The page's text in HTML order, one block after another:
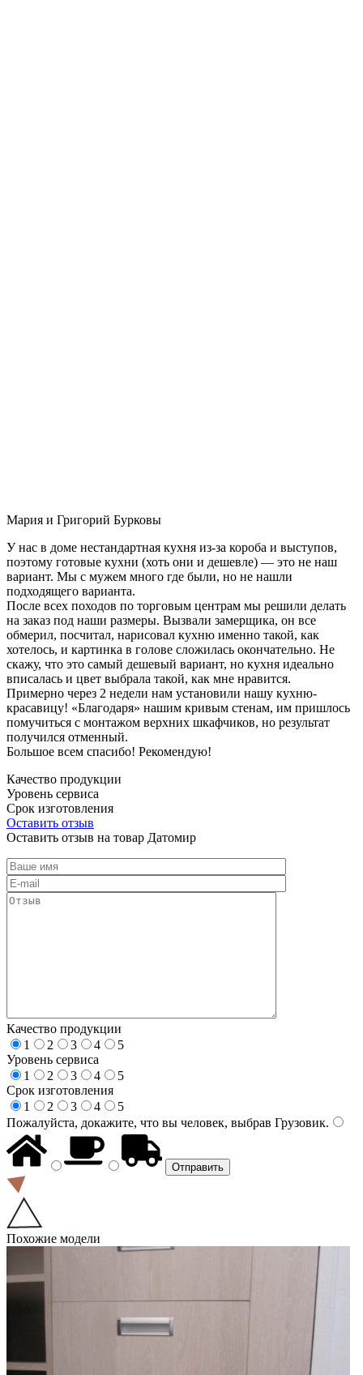
Мария и Григорий Бурковы
У нас в доме нестандартная кухня из-за короба и выступов,
поэтому готовые кухни (хоть они и дешевле) — это не наш
вариант. Мы с мужем много где были, но не нашли
подходящего варианта.
После всех походов по торговым центрам мы решили делать
на заказ под наши размеры. Вызвали замерщика, он все
обмерил, посчитал, нарисовал кухню именно такой, как
хотелось, и картинка в голове сложилась окончательно. Не
скажу, что это самый дешевый вариант, но кухня идеально
вписалась и цвет выбрала такой, как мне нравится.
Примерно через 2 недели нам установили нашу кухню-
красавицу! «Благодаря» нашим кривым стенам, им пришлось
помучиться с монтажом верхних шкафчиков, но результат
получился отменный.
Большое всем спасибо! Рекомендую!
Качество продукции
Уровень сервиса
Срок изготовления
Оставить отзыв
Оставить отзыв на товар Датомир
Качество продукции
1
2 3 4
5
Уровень сервиса
1
2 3 4
5
Срок изготовления
1
2 3 4
5
Пожалуйста, докажите, что вы человек, выбрав Грузовик.
Похожие модели